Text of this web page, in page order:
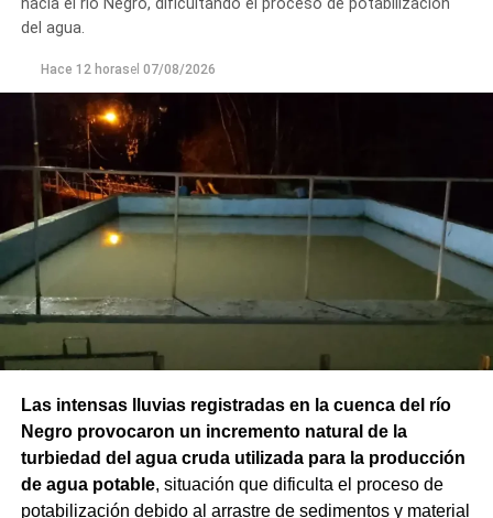
del agua.
Hace 12 horasel 07/08/2026
Las intensas lluvias registradas en la cuenca del río
Negro provocaron un incremento natural de la
turbiedad del agua cruda utilizada para la producción
de agua potable, situación que dificulta el proceso de
potabilización debido al arrastre de sedimentos y material